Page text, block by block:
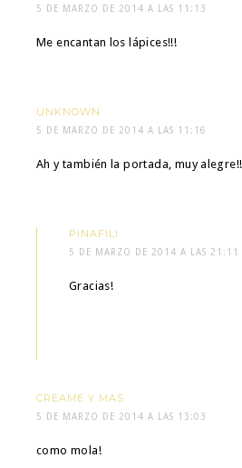
5 DE MARZO DE 2014 A LAS 11:13
Me encantan los lápices!!!
UNKNOWN
5 DE MARZO DE 2014 A LAS 11:16
Ah y también la portada, muy alegre!!
PINAFILI
5 DE MARZO DE 2014 A LAS 21:11
Gracias!
CREAME Y MAS
5 DE MARZO DE 2014 A LAS 13:03
como mola!